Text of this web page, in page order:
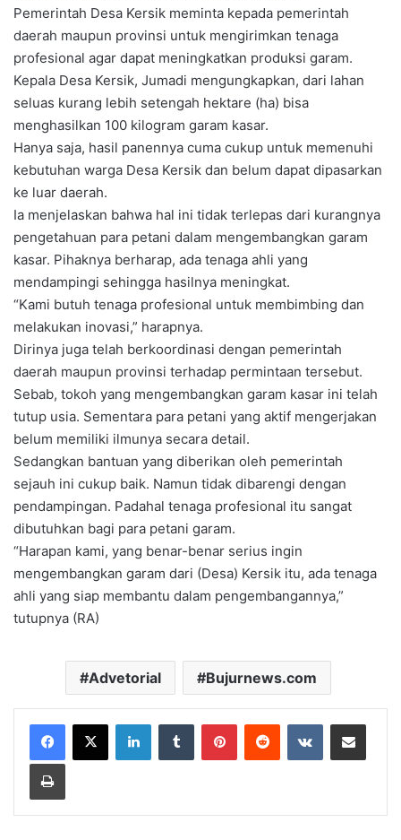
Pemerintah Desa Kersik meminta kepada pemerintah
daerah maupun provinsi untuk mengirimkan tenaga
profesional agar dapat meningkatkan produksi garam.
Kepala Desa Kersik, Jumadi mengungkapkan, dari lahan
seluas kurang lebih setengah hektare (ha) bisa
menghasilkan 100 kilogram garam kasar.
Hanya saja, hasil panennya cuma cukup untuk memenuhi
kebutuhan warga Desa Kersik dan belum dapat dipasarkan
ke luar daerah.
Ia menjelaskan bahwa hal ini tidak terlepas dari kurangnya
pengetahuan para petani dalam mengembangkan garam
kasar. Pihaknya berharap, ada tenaga ahli yang
mendampingi sehingga hasilnya meningkat.
“Kami butuh tenaga profesional untuk membimbing dan
melakukan inovasi,” harapnya.
Dirinya juga telah berkoordinasi dengan pemerintah
daerah maupun provinsi terhadap permintaan tersebut.
Sebab, tokoh yang mengembangkan garam kasar ini telah
tutup usia. Sementara para petani yang aktif mengerjakan
belum memiliki ilmunya secara detail.
Sedangkan bantuan yang diberikan oleh pemerintah
sejauh ini cukup baik. Namun tidak dibarengi dengan
pendampingan. Padahal tenaga profesional itu sangat
dibutuhkan bagi para petani garam.
“Harapan kami, yang benar-benar serius ingin
mengembangkan garam dari (Desa) Kersik itu, ada tenaga
ahli yang siap membantu dalam pengembangannya,”
tutupnya (RA)
Advetorial Bujurnews.com
LinkedInTumblr PinterestReddit VKontakteShare via Email
Print